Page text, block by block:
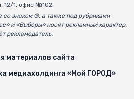
12/1, офис №102.
знаком ®, а также под рубриками
и «Выборы» носят рекламный характер.
рекламодатель.
материалов сайта
медиахолдинга «Мой ГОРОД»